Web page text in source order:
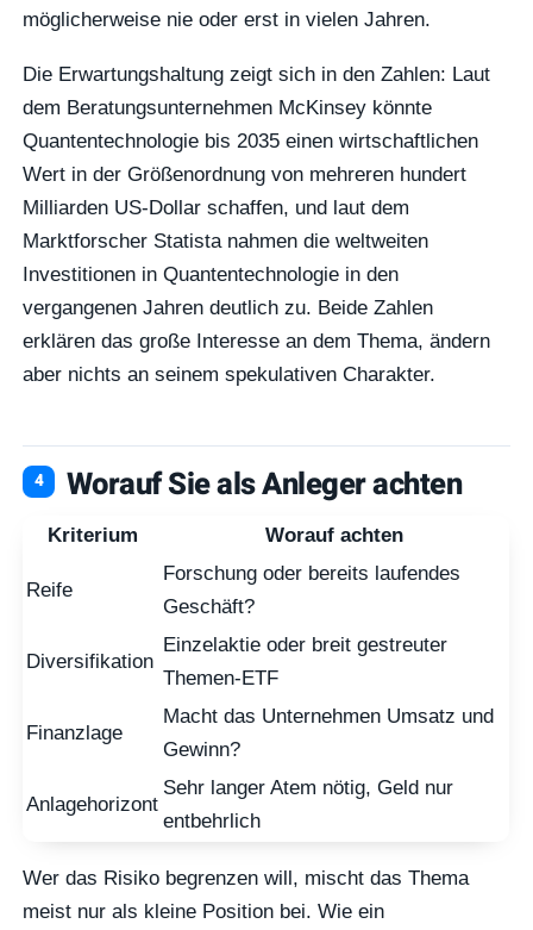
möglicherweise nie oder erst in vielen Jahren.
Die Erwartungshaltung zeigt sich in den Zahlen: Laut
dem Beratungsunternehmen McKinsey könnte
Quantentechnologie bis 2035 einen wirtschaftlichen
Wert in der Größenordnung von mehreren hundert
Milliarden US-Dollar schaffen, und laut dem
Marktforscher Statista nahmen die weltweiten
Investitionen in Quantentechnologie in den
vergangenen Jahren deutlich zu. Beide Zahlen
erklären das große Interesse an dem Thema, ändern
aber nichts an seinem spekulativen Charakter.
Worauf Sie als Anleger achten
Kriterium Worauf achten
Reife
Forschung oder bereits laufendes
Geschäft?
Diversifikation
Einzelaktie oder breit gestreuter
Themen-ETF
Finanzlage
Macht das Unternehmen Umsatz und
Gewinn?
Anlagehorizont
Sehr langer Atem nötig, Geld nur
entbehrlich
Wer das Risiko begrenzen will, mischt das Thema
meist nur als kleine Position bei. Wie ein